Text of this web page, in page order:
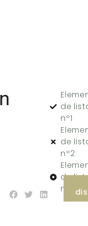
de
nº1
de
nº2
de
nº3